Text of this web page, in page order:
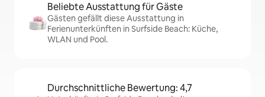
Beliebte Ausstattung für Gäste
Gästen gefällt diese Ausstattung in
Ferienunterkünften in Surfside Beach: Küche,
WLAN und Pool.
Durchschnittliche Bewertung: 4,7